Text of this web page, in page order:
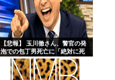
【悲報】 玉川徹さん、警官の発
泡での包丁男死亡に「絶対に死
刑にならない罪なのに警察が死
刑にした！」 → 元警官のマジレ
スがコチラ → ………